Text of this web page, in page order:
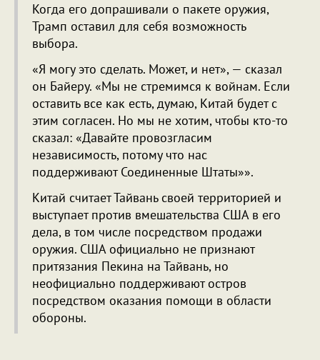
Когда его допрашивали о пакете оружия,
Трамп оставил для себя возможность
выбора.
«Я могу это сделать. Может, и нет», — сказал
он Байеру. «Мы не стремимся к войнам. Если
оставить все как есть, думаю, Китай будет с
этим согласен. Но мы не хотим, чтобы кто-то
сказал: «Давайте провозгласим
независимость, потому что нас
поддерживают Соединенные Штаты»».
Китай считает Тайвань своей территорией и
выступает против вмешательства США в его
дела, в том числе посредством продажи
оружия. США официально не признают
притязания Пекина на Тайвань, но
неофициально поддерживают остров
посредством оказания помощи в области
обороны.